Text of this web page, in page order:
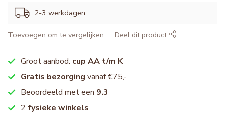
2-3 werkdagen
Toevoegen om te vergelijken Deel dit product
Groot aanbod: cup AA t/m K
Gratis bezorging vanaf €75,-
Beoordeeld met een 9.3
2 fysieke winkels